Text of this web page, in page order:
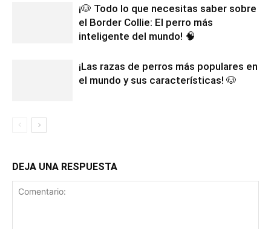
¡🐶 Todo lo que necesitas saber sobre
el Border Collie: El perro más
inteligente del mundo! 🧠
¡Las razas de perros más populares en
el mundo y sus características! 🐶
DEJA UNA RESPUESTA